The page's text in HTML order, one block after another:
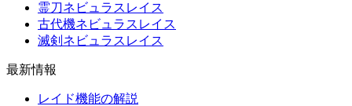
霊刀ネビュラスレイス
古代機ネビュラスレイス
滅剣ネビュラスレイス
最新情報
レイド機能の解説